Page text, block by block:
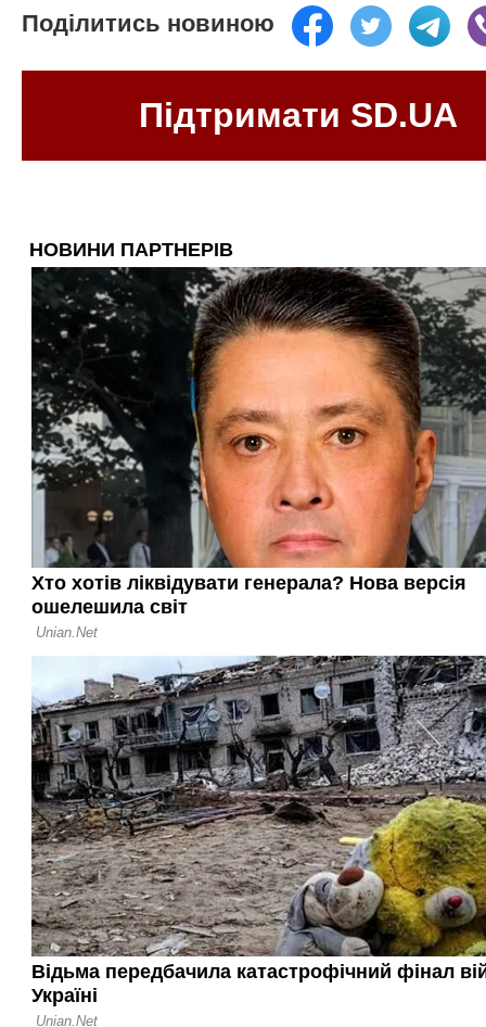
Поділитись новиною
Підтримати SD.UA